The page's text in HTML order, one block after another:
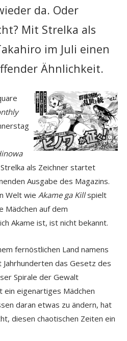
da. Oder
Mit Strelka als
im Juli einen
Ähnlichkeit.
als Zeichner startet
Ausgabe des Magazins.
Welt wie Akame ga Killspielt
Mädchen auf dem
Akame ist, ist nicht bekannt.
fernöstlichen Land namens
das Gesetz des
Spirale der Gewalt
eigenartiges Mädchen
daran etwas zu ändern, hat
diesen chaotischen Zeiten ein